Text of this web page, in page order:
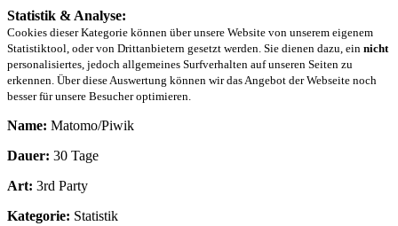
Statistik & Analyse:
Cookies dieser Kategorie können über unsere Website von unserem eigenem
Statistiktool, oder von Drittanbietern gesetzt werden. Sie dienen dazu, ein nicht
personalisiertes, jedoch allgemeines Surfverhalten auf unseren Seiten zu
erkennen. Über diese Auswertung können wir das Angebot der Webseite noch
besser für unsere Besucher optimieren.
Name: Matomo/Piwik
Dauer: 30 Tage
Art: 3rd Party
Kategorie: Statistik